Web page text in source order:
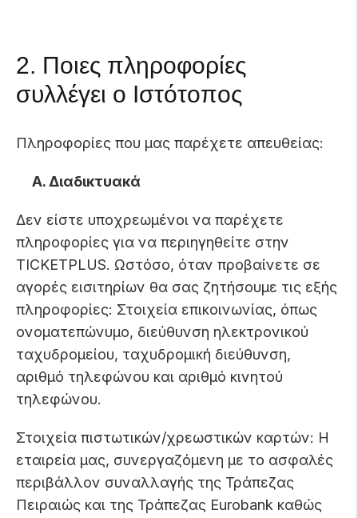
2. Ποιες πληροφορίες
συλλέγει ο Ιστότοπος
Πληροφορίες που μας παρέχετε απευθείας:
Α. Διαδικτυακά
Δεν είστε υποχρεωμένοι να παρέχετε
πληροφορίες για να περιηγηθείτε στην
TICKETPLUS. Ωστόσο, όταν προβαίνετε σε
αγορές εισιτηρίων θα σας ζητήσουμε τις εξής
πληροφορίες: Στοιχεία επικοινωνίας, όπως
ονοματεπώνυμο, διεύθυνση ηλεκτρονικού
ταχυδρομείου, ταχυδρομική διεύθυνση,
αριθμό τηλεφώνου και αριθμό κινητού
τηλεφώνου.
Στοιχεία πιστωτικών/χρεωστικών καρτών: Η
εταιρεία μας, συνεργαζόμενη με το ασφαλές
περιβάλλον συναλλαγής της Τράπεζας
Πειραιώς και της Τράπεζας Eurobank καθώς